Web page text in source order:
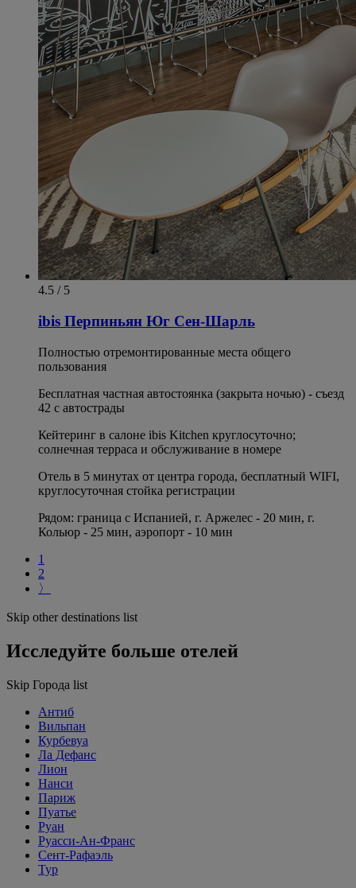
4.5 / 5
ibis Перпиньян Юг Сен-Шарль
Полностью отремонтированные места общего
пользования
Бесплатная частная автостоянка (закрыта ночью) - съезд
42 с автострады
Кейтеринг в салоне ibis Kitchen круглосуточно;
солнечная терраса и обслуживание в номере
Отель в 5 минутах от центра города, бесплатный WIFI,
круглосуточная стойка регистрации
Рядом: граница с Испанией, г. Аржелес - 20 мин, г.
Кольюр - 25 мин, аэропорт - 10 мин
1
2
〉
Skip other destinations list
Исследуйте больше отелей
Skip Города list
Антиб
Вильпан
Курбевуа
Ла Дефанс
Лион
Нанси
Париж
Пуатье
Руан
Руасси-Ан-Франс
Сент-Рафаэль
Тур